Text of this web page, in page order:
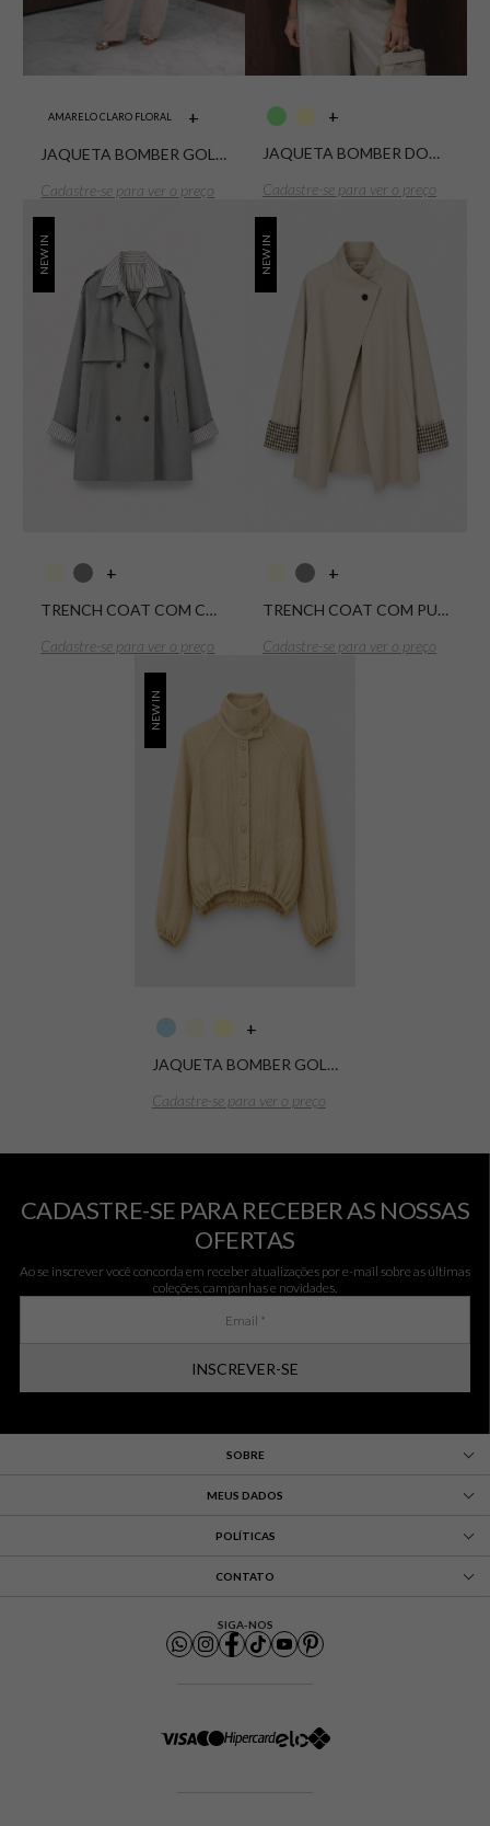
JAQUETA BOMBER GOLA ALTA SARJA FLORES
Cadastre-se para ver o preço
AMARELO CLARO FLORAL +
JAQUETA BOMBER DOBBY TEXTURE PARASOL
Cadastre-se para ver o preço
+
NEW IN
TRENCH COAT COM CAMISA LISTRADA
Cadastre-se para ver o preço
+
NEW IN
TRENCH COAT COM PUNHO LISTRADO
Cadastre-se para ver o preço
+
NEW IN
JAQUETA BOMBER GOLA ALTA LINEN GAUZY ATACANA
Cadastre-se para ver o preço
+
CADASTRE-SE PARA RECEBER AS NOSSAS
OFERTAS
Ao se inscrever você concorda em receber atualizações por e-mail sobre as últimas
coleções, campanhas e novidades.
INSCREVER-SE
SOBRE
MEUS DADOS
POLÍTICAS
CONTATO
SIGA-NOS